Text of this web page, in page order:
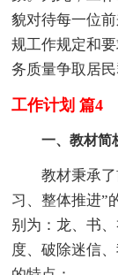
貌对待每一位
规工作规定和
务质量争取居民
工作计划 篇4
一、教材简
教材秉承了
习、整体推进”
别为：龙、书
度、破除迷信